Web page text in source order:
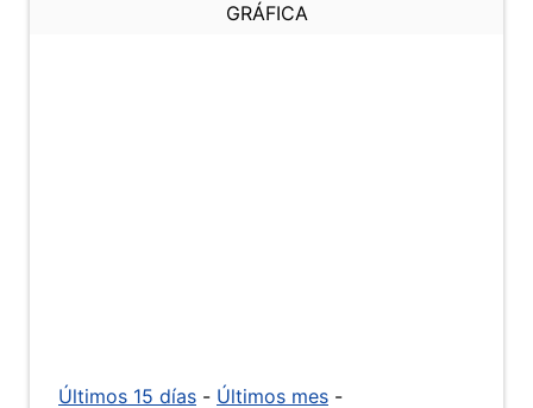
GRÁFICA
Últimos 15 días - Últimos mes -